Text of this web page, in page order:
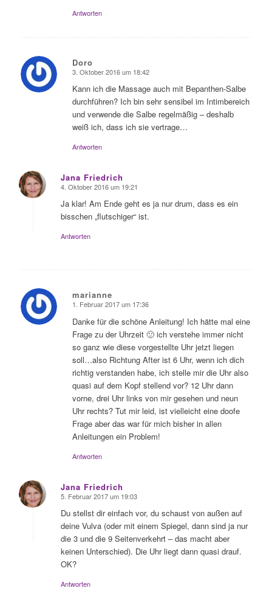
Antworten
Doro
sagte:
3. Oktober 2016 um 18:42
Kann ich die Massage auch mit Bepanthen-Salbe
durchführen? Ich bin sehr sensibel im Intimbereich
und verwende die Salbe regelmäßig – deshalb
weiß ich, dass ich sie vertrage…
Antworten
Jana Friedrich
sagte:
4. Oktober 2016 um 19:21
Ja klar! Am Ende geht es ja nur drum, dass es ein
bisschen „flutschiger“ ist.
Antworten
marianne
sagte:
1. Februar 2017 um 17:36
Danke für die schöne Anleitung! Ich hätte mal eine
Frage zu der Uhrzeit 🙂 ich verstehe immer nicht
so ganz wie diese vorgestellte Uhr jetzt liegen
soll…also Richtung After ist 6 Uhr, wenn ich dich
richtig verstanden habe, ich stelle mir die Uhr also
quasi auf dem Kopf stellend vor? 12 Uhr dann
vorne, drei Uhr links von mir gesehen und neun
Uhr rechts? Tut mir leid, ist vielleicht eine doofe
Frage aber das war für mich bisher in allen
Anleitungen ein Problem!
Antworten
Jana Friedrich
sagte:
5. Februar 2017 um 19:03
Du stellst dir einfach vor, du schaust von außen auf
deine Vulva (oder mit einem Spiegel, dann sind ja nur
die 3 und die 9 Seitenverkehrt – das macht aber
keinen Unterschied). Die Uhr liegt dann quasi drauf.
OK?
Antworten